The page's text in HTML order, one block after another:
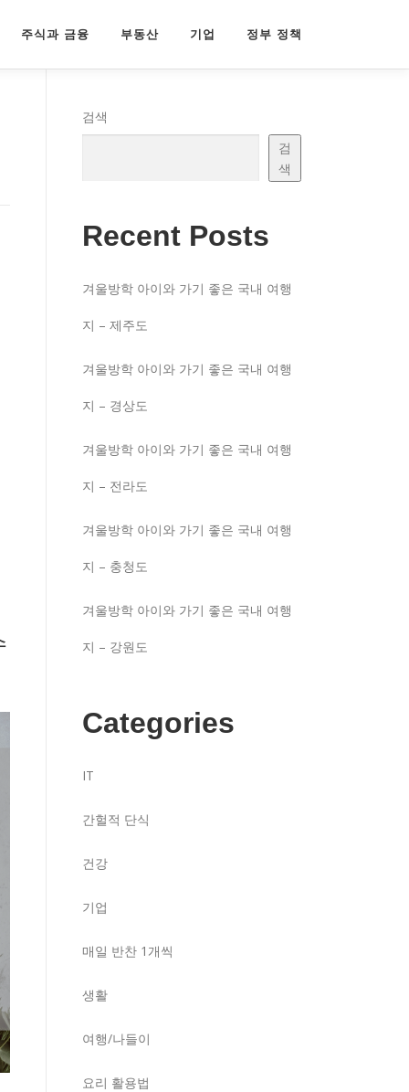
주식과 금융 부동산 기업 정부 정책
검색
검
색
Recent Posts
겨울방학 아이와 가기 좋은 국내 여행
지 – 제주도
겨울방학 아이와 가기 좋은 국내 여행
지 – 경상도
겨울방학 아이와 가기 좋은 국내 여행
지 – 전라도
겨울방학 아이와 가기 좋은 국내 여행
지 – 충청도
겨울방학 아이와 가기 좋은 국내 여행
지 – 강원도
Categories
IT
간헐적 단식
건강
기업
매일 반찬 1개씩
생활
여행/나들이
요리 활용법